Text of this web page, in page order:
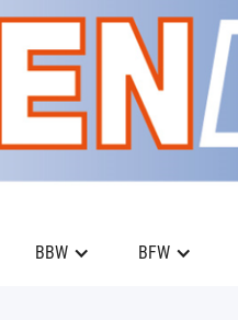
BBW BFW